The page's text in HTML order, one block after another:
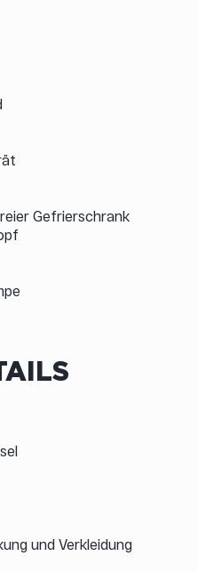
Gefrierschrank
und Verkleidung